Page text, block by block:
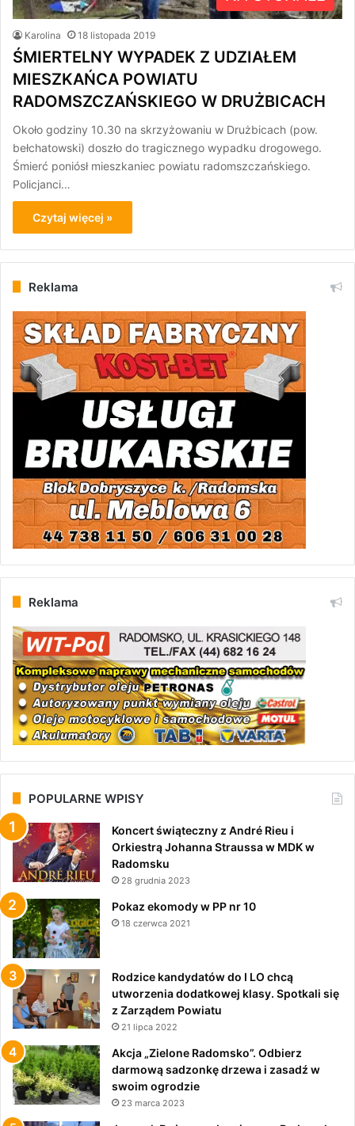
Karolina 18 listopada 2019
ŚMIERTELNY WYPADEK Z UDZIAŁEM
MIESZKAŃCA POWIATU
RADOMSZCZAŃSKIEGO W DRUŻBICACH
Około godziny 10.30 na skrzyżowaniu w Drużbicach (pow.
bełchatowski) doszło do tragicznego wypadku drogowego.
Śmierć poniósł mieszkaniec powiatu radomszczańskiego.
Policjanci…
Czytaj więcej »
Reklama
Reklama
POPULARNE WPISY
Koncert świąteczny z André Rieu i
Orkiestrą Johanna Straussa w MDK w
Radomsku
28 grudnia 2023
Pokaz ekomody w PP nr 10
18 czerwca 2021
Rodzice kandydatów do I LO chcą
utworzenia dodatkowej klasy. Spotkali się
z Zarządem Powiatu
21 lipca 2022
Akcja „Zielone Radomsko”. Odbierz
darmową sadzonkę drzewa i zasadź w
swoim ogrodzie
23 marca 2023